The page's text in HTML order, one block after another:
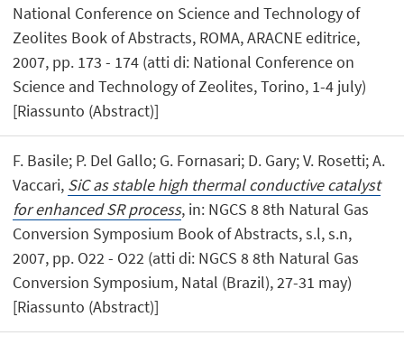
National Conference on Science and Technology of
Zeolites Book of Abstracts, ROMA, ARACNE editrice,
2007, pp. 173 - 174 (atti di: National Conference on
Science and Technology of Zeolites, Torino, 1-4 july)
[Riassunto (Abstract)]
F. Basile; P. Del Gallo; G. Fornasari; D. Gary; V. Rosetti; A.
Vaccari, SiC as stable high thermal conductive catalyst
for enhanced SR process, in: NGCS 8 8th Natural Gas
Conversion Symposium Book of Abstracts, s.l, s.n,
2007, pp. O22 - O22 (atti di: NGCS 8 8th Natural Gas
Conversion Symposium, Natal (Brazil), 27-31 may)
[Riassunto (Abstract)]